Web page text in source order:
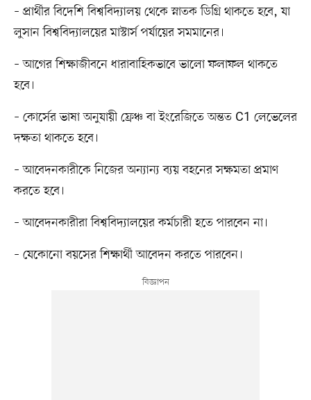
– প্রার্থীর বিদেশি বিশ্ববিদ্যালয় থেকে স্নাতক ডিগ্রি থাকতে হবে, যা
লুসান বিশ্ববিদ্যালয়ের মাস্টার্স পর্যায়ের সমমানের।
– আগের শিক্ষাজীবনে ধারাবাহিকভাবে ভালো ফলাফল থাকতে
হবে।
– কোর্সের ভাষা অনুযায়ী ফ্রেঞ্চ বা ইংরেজিতে অন্তত C1 লেভেলের
দক্ষতা থাকতে হবে।
– আবেদনকারীকে নিজের অন্যান্য ব্যয় বহনের সক্ষমতা প্রমাণ
করতে হবে।
– আবেদনকারীরা বিশ্ববিদ্যালয়ের কর্মচারী হতে পারবেন না।
– যেকোনো বয়সের শিক্ষার্থী আবেদন করতে পারবেন।